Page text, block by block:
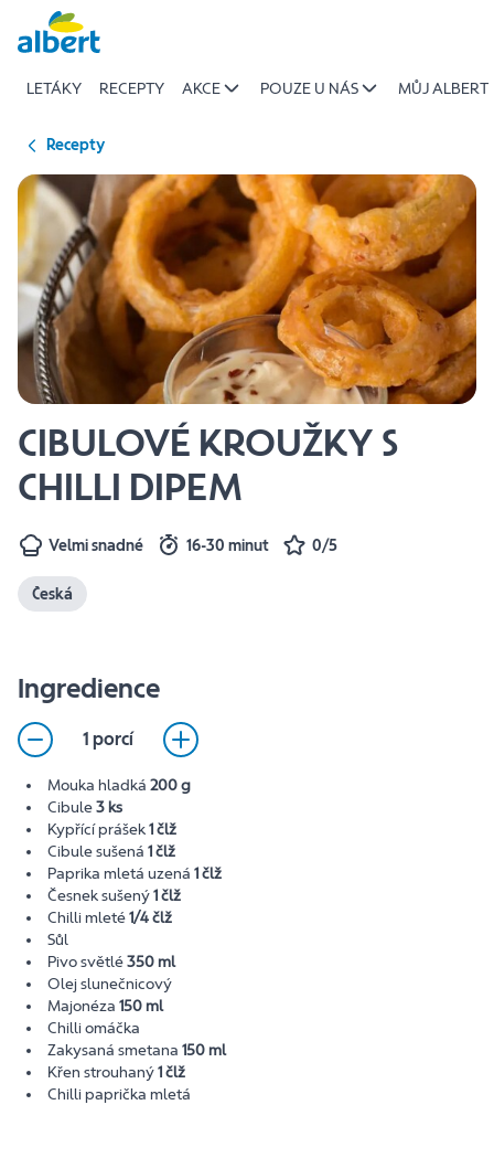
Přeskočit
LETÁKY RECEPTY AKCE POUZE U NÁS MŮJ ALBERT
Recepty
CIBULOVÉ KROUŽKY S
CHILLI DIPEM
Velmi snadné 16-30 minut 0/5
Česká
Ingredience
1 porcí
Mouka hladká 200 g
Cibule3 ks
Kypřící prášek1 člž
Cibule sušená 1 člž
Paprika mletá uzená 1 člž
Česnek sušený1 člž
Chilli mleté1/4 člž
Sůl
Pivo světlé350 ml
Olej slunečnicový
Majonéza 150 ml
Chilli omáčka
Zakysaná smetana 150 ml
Křen strouhaný1 člž
Chilli paprička mletá